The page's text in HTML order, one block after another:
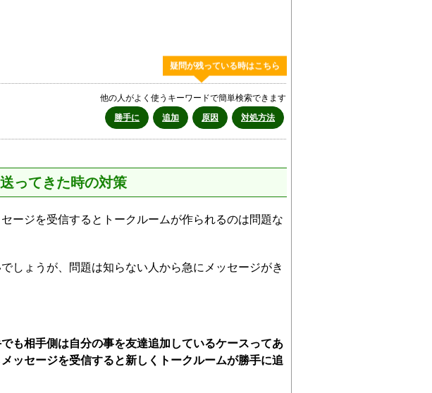
疑問が残っている時はこちら
他の人がよく使うキーワードで簡単検索できます
勝手に
追加 原因 対処方法
ってきた時の対策
ージを受信するとトークルームが作られるのは問題な
しょうが、問題は知らない人から急にメッセージがき
も相手側は自分の事を友達追加しているケースってあ
ッセージを受信すると新しくトークルームが勝手に追